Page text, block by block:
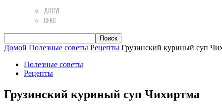
ДОСУГ
СЕКС
Домой Полезные советы Рецепты Грузинский куриный суп
Полезные советы
Рецепты
Грузинский куриный суп Чихиртма